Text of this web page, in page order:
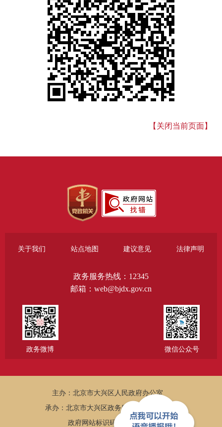
【关闭当前页面】
关于我们 站点地图 建议意见 法律声明
政务服务热线：12345
邮箱：web@bjdx.gov.cn
政务微博 微信公众号
主办：北京市大兴区人民政府办公室
承办：北京市大兴区政务服务和数据管理局
政府网站标识码：1101150005